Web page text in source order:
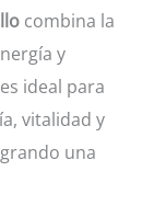
combina la
y
ideal para
vitalidad y
una